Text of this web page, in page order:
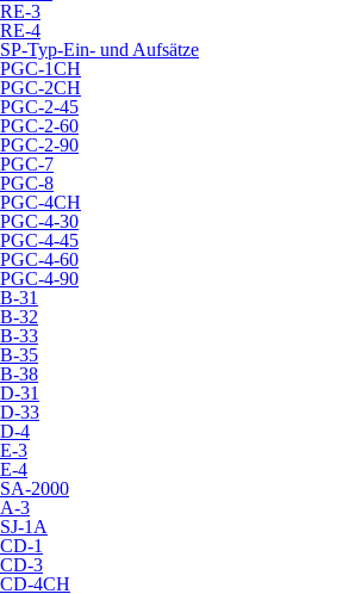
RE-3
RE-4
SP-Typ-Ein- und Aufsätze
PGC-1CH
PGC-2CH
PGC-2-45
PGC-2-60
PGC-2-90
PGC-7
PGC-8
PGC-4CH
PGC-4-30
PGC-4-45
PGC-4-60
PGC-4-90
B-31
B-32
B-33
B-35
B-38
D-31
D-33
D-4
E-3
E-4
SA-2000
A-3
SJ-1A
CD-1
CD-3
CD-4CH